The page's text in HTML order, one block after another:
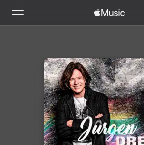
Startseite
Radio
Apple Music installieren